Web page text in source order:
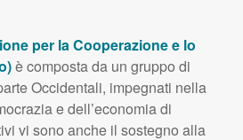
per la Cooperazione e lo
è composta da un gruppo di
Occidentali, impegnati nella
e dell’economia di
vi sono anche il sostegno alla